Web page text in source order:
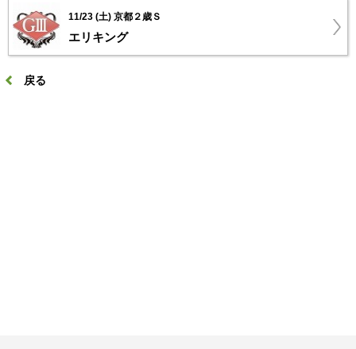
11/23 (土) 京都２歳Ｓ
エリキング
戻る